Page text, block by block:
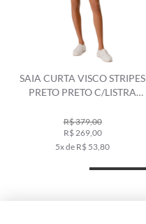
SAIA CURTA VISCO STRIPES
PRETO PRETO C/LISTRA
R$ 379,00
R$ 269,00
5x de R$ 53,80